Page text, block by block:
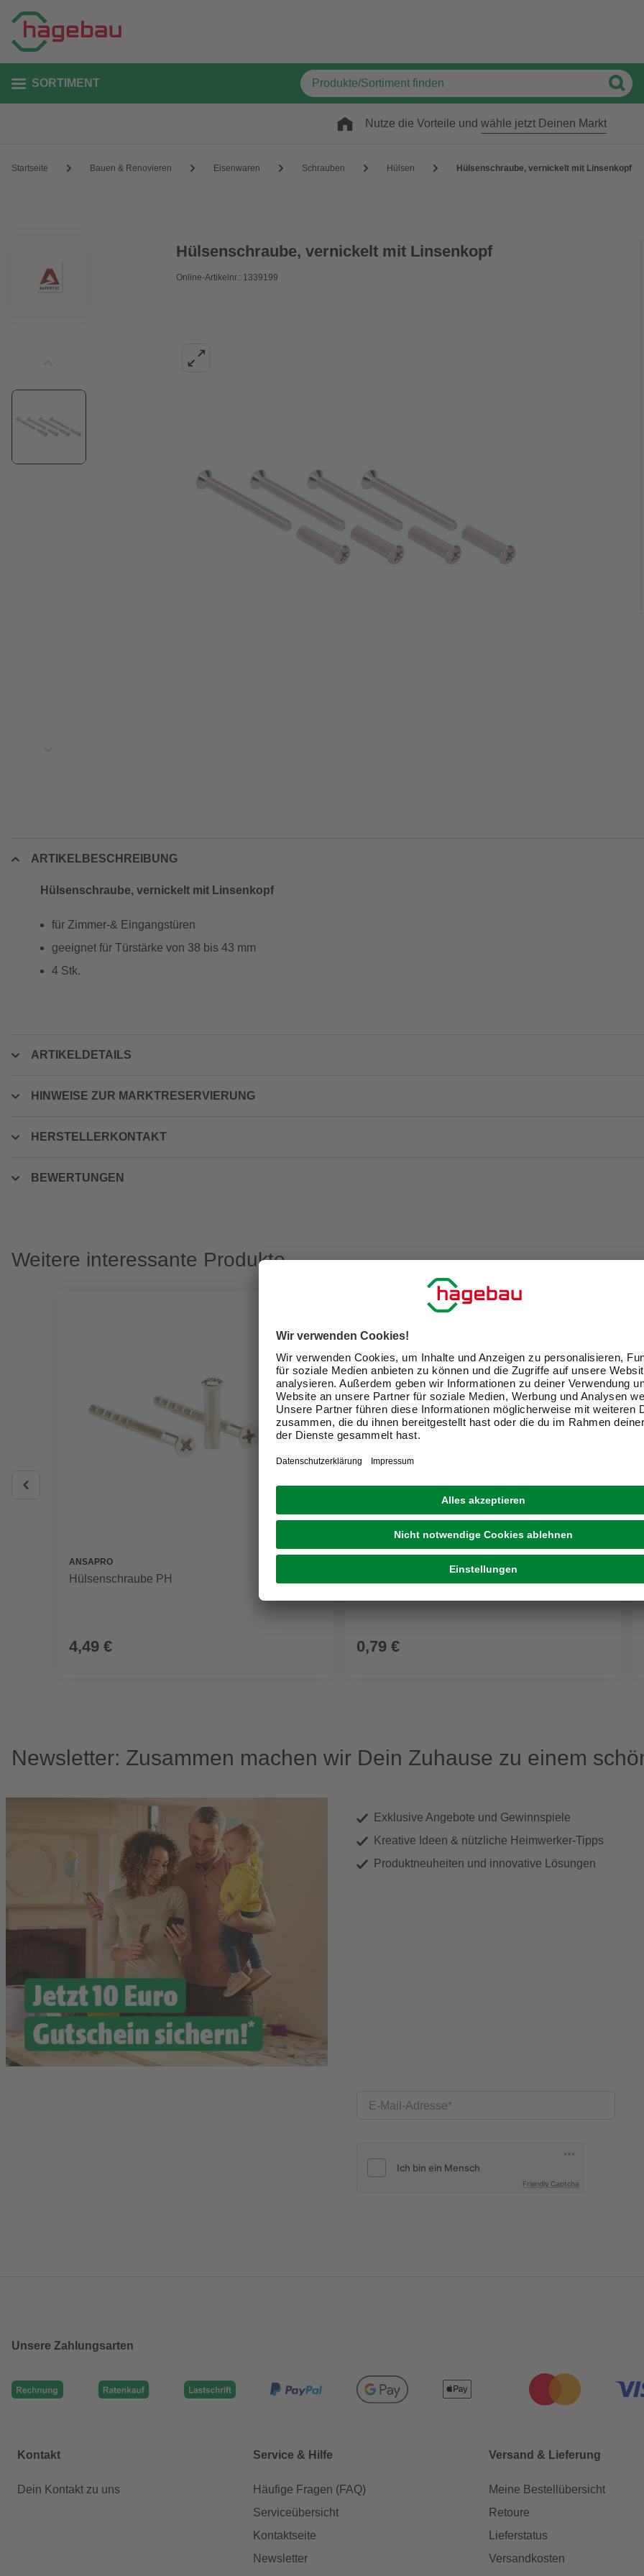
SORTIMENT
Nutze die Vorteile und wähle jetzt Deinen Markt
Startseite Bauen & Renovieren Eisenwaren Schrauben Hülsen Hülsenschraube, vernickelt mit Linsenkopf
Hülsenschraube, vernickelt mit Linsenkopf
Online-Artikelnr.: 1339199
ARTIKELBESCHREIBUNG
Hülsenschraube, vernickelt mit Linsenkopf
für Zimmer-& Eingangstüren
geeignet für Türstärke von 38 bis 43 mm
4 Stk.
ARTIKELDETAILS
HINWEISE ZUR MARKTRESERVIERUNG
HERSTELLERKONTAKT
BEWERTUNGEN
Weitere interessante Produkte
ANSAPRO
Hülsenschraube PH
4,49 €
PZ-Hülse, ØxL: 8 x 30 mm, Stahl
0,79 €
Newsletter: Zusammen machen wir Dein Zuhause zu einem
Exklusive Angebote und Gewinnspiele
Kreative Ideen & nützliche Heimwerker-Tipps
Produktneuheiten und innovative Lösungen
E-Mail-Adresse
Friendly Captcha
Unsere Zahlungsarten
Kontakt
Dein Kontakt zu uns
Service & Hilfe
Häufige Fragen (FAQ)
Serviceübersicht
Kontaktseite
Newsletter
Versand & Lieferung
Meine Bestellübersicht
Retoure
Lieferstatus
Versandkosten